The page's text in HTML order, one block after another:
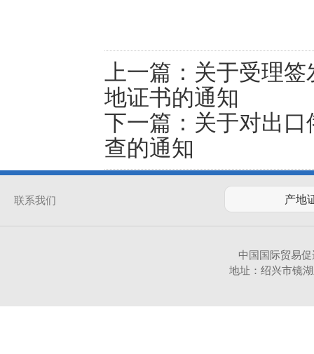
上一篇： 关于受理
地证书的通知
下一篇： 关于对出
查的通知
联系我们
中国国际贸易
地址：绍兴市镜